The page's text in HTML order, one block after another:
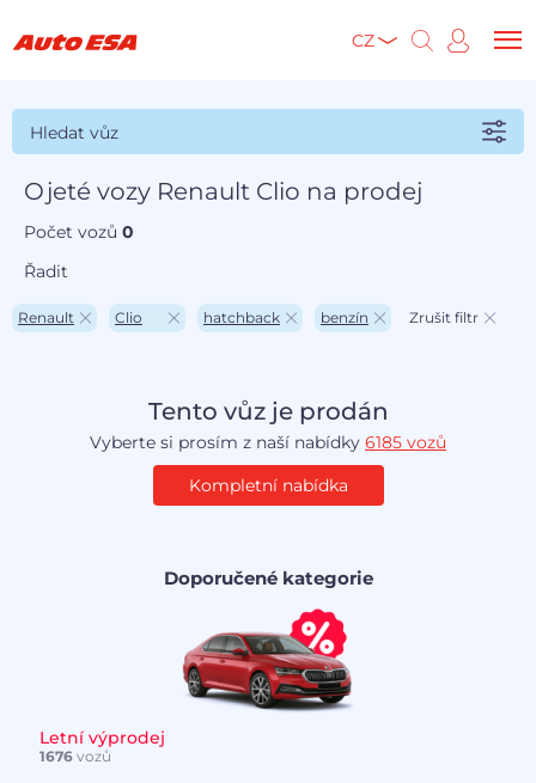
CZ
Hledat vůz
Ojeté vozy Renault Clio na prodej
Počet vozů0
Řadit
Renault Clio hatchback benzín Zrušit filtr
Tento vůz je prodán
Vyberte si prosím z naší nabídky 6185 vozů
Kompletní nabídka
Doporučené kategorie
Letní výprodej
1676vozů